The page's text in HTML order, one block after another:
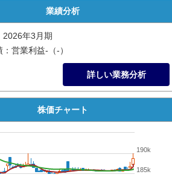
業績分析
2026年3月期
営業利益-（-）
詳しい業務分析
株価チャート
185k
190k